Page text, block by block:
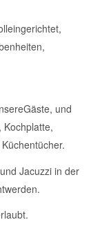
und
Kochplatte,
Jacuzzi in der